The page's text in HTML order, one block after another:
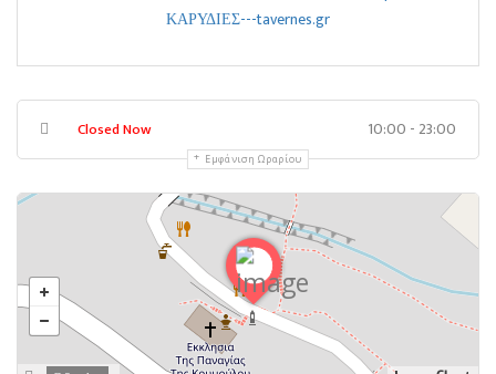
Closed Now 10:00 - 23:00
Εμφάνιση Ωραρίου